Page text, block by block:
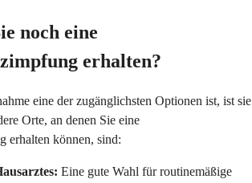
noch eine
erhalten?
eine der zugänglichsten Optionen ist, ist sie
Orte, an denen Sie eine
erhalten können, sind:
Eine gute Wahl für routinemäßige